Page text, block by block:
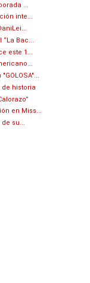
...
inte...
Bac...
este 1...
de historia
en Miss...
su...